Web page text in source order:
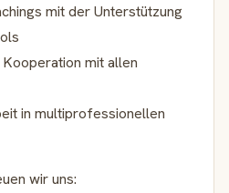
mit der Unterstützung
mit allen
in multiprofessionellen
wir uns: